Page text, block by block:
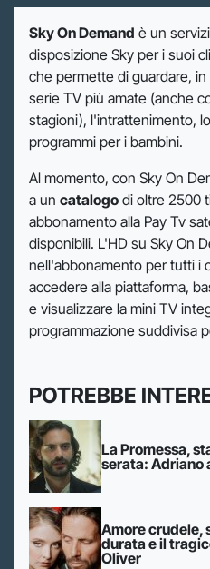
Sky On Demand è un
disposizione Sky per i suoi
che permette di guardare,
serie TV più amate (anche
stagioni), l'intrattenimento,
programmi per i bambini.
Al momento, con Sky On
a un catalogo di oltre 2500
abbonamento alla Pay Tv
disponibili. L'HD su Sky On
nell'abbonamento per tutti i
accedere alla piattaforma,
e visualizzare la mini TV
programmazione suddivisa
POTREBBE
La Promessa,
serata: Adriano
Amore crudele,
durata e il
Oliver